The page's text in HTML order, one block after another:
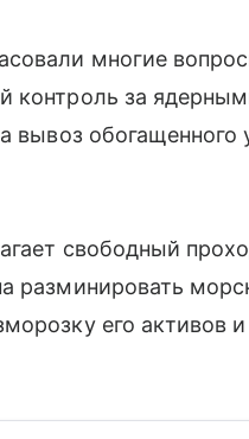
многие
контроль за
вывоз обогащенного
свободный
разминировать
его активов и